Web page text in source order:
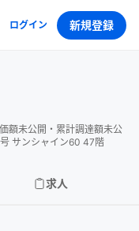
ログイン 新規登録
額未公開 ・ 累計調達額未公
サンシャイン60 47階
求人